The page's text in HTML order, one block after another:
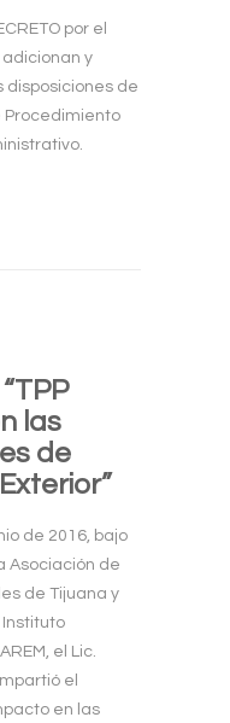
por el
y
disposiciones de
Procedimiento
las
de
de 2016, bajo
Asociación de
de Tijuana y
Instituto
el Lic.
el
en las